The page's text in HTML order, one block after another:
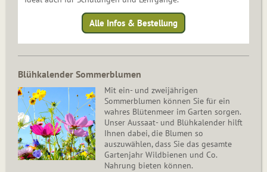
Alle Infos & Bestellung
Blühkalender Sommerblumen
Mit ein- und zweijährigen
Sommerblumen können Sie für ein
wahres Blütenmeer im Garten sorgen.
Unser Aussaat- und Blühkalender hilft
Ihnen dabei, die Blumen so
auszuwählen, dass Sie das gesamte
Gartenjahr Wildbienen und Co.
Nahrung bieten können.